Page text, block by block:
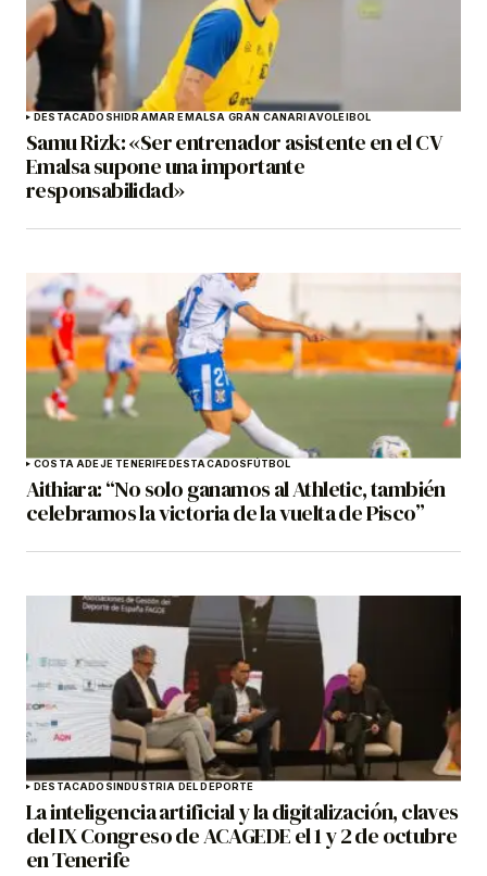
DESTACADOSHIDRAMAR EMALSA GRAN CANARIAVOLEIBOL
Samu Rizk: «Ser entrenador asistente en el CV
Emalsa supone una importante
responsabilidad»
COSTA ADEJE TENERIFEDESTACADOSFÚTBOL
Aithiara: “No solo ganamos al Athletic, también
celebramos la victoria de la vuelta de Pisco”
DESTACADOSINDUSTRIA DEL DEPORTE
La inteligencia artificial y la digitalización, claves
del IX Congreso de ACAGEDE el 1 y 2 de octubre
en Tenerife